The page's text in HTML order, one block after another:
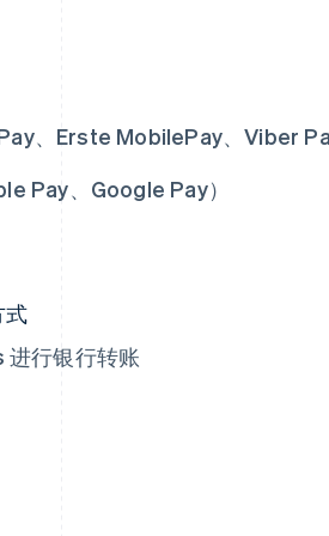
、Erste MobilePay、Viber
Pay、Google Pay）
式
行银行转账